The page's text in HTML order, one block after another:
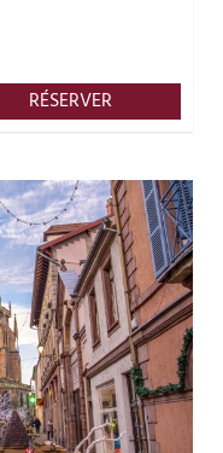
RÉSERVER